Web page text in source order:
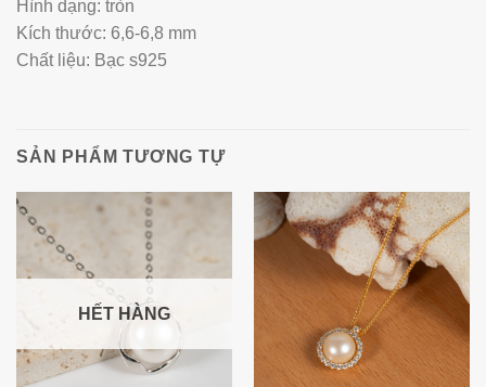
Hình dạng: tròn
Kích thước: 6,6-6,8 mm
Chất liệu: Bạc s925
SẢN PHẨM TƯƠNG TỰ
HẾT HÀNG